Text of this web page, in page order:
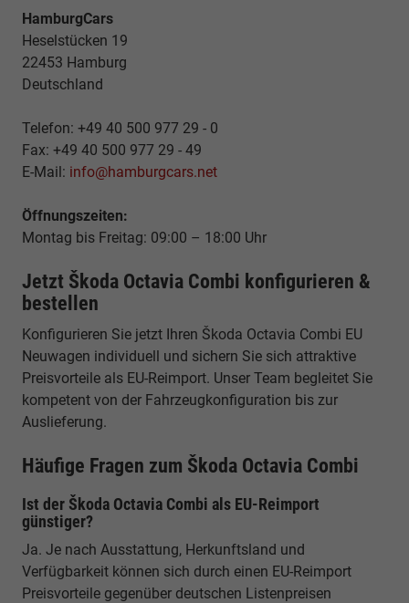
HamburgCars
Heselstücken 19
22453 Hamburg
Deutschland
Telefon: +49 40 500 977 29 - 0
Fax: +49 40 500 977 29 - 49
E-Mail: info@hamburgcars.net
Öffnungszeiten:
Montag bis Freitag: 09:00 – 18:00 Uhr
Jetzt Škoda Octavia Combi konfigurieren &
bestellen
Konfigurieren Sie jetzt Ihren Škoda Octavia Combi EU
Neuwagen individuell und sichern Sie sich attraktive
Preisvorteile als EU-Reimport. Unser Team begleitet Sie
kompetent von der Fahrzeugkonfiguration bis zur
Auslieferung.
Häufige Fragen zum Škoda Octavia Combi
Ist der Škoda Octavia Combi als EU-Reimport
günstiger?
Ja. Je nach Ausstattung, Herkunftsland und
Verfügbarkeit können sich durch einen EU-Reimport
Preisvorteile gegenüber deutschen Listenpreisen